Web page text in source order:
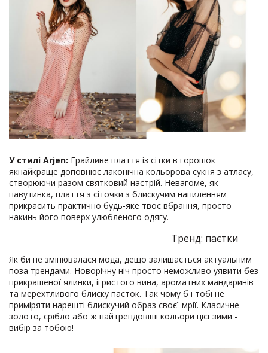
У стилі Arjen: Грайливе плаття із сітки в горошок
якнайкраще доповнює лаконічна кольорова сукня з атласу,
створюючи разом святковий настрій. Невагоме, як
павутинка, плаття з сіточки з блискучим напиленням
прикрасить практично будь-яке твоє вбрання, просто
накинь його поверх улюбленого одягу.
Тренд: паєтки
Як би не змінювалася мода, дещо залишається актуальним
поза трендами. Новорічну ніч просто неможливо уявити без
прикрашеної ялинки, ігристого вина, ароматних мандаринів
та мерехтливого блиску паєток. Так чому б і тобі не
приміряти нарешті блискучий образ своєї мрії. Класичне
золото, срібло або ж найтрендовіші кольори цієї зими -
вибір за тобою!